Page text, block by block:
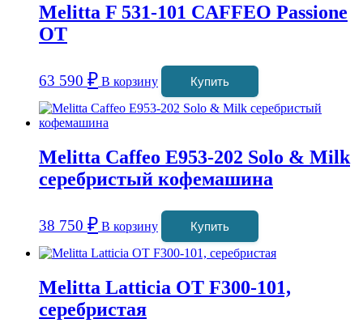
Melitta F 531-101 CAFFEO Passione
OT
63 590 ₽ В корзину Купить
Melitta Caffeo E953-202 Solo & Milk
серебристый кофемашина
38 750 ₽ В корзину Купить
Melitta Latticia OT F300-101,
серебристая